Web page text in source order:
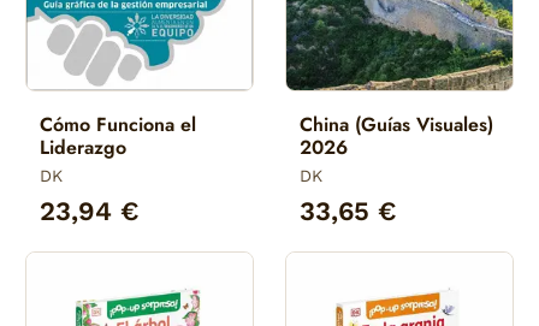
Cómo Funciona el
Liderazgo
DK
23,94 €
China (Guías Visuales)
2026
DK
33,65 €